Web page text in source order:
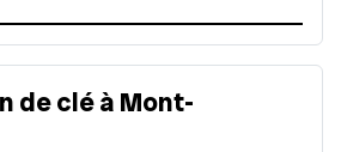
de clé à Mont-